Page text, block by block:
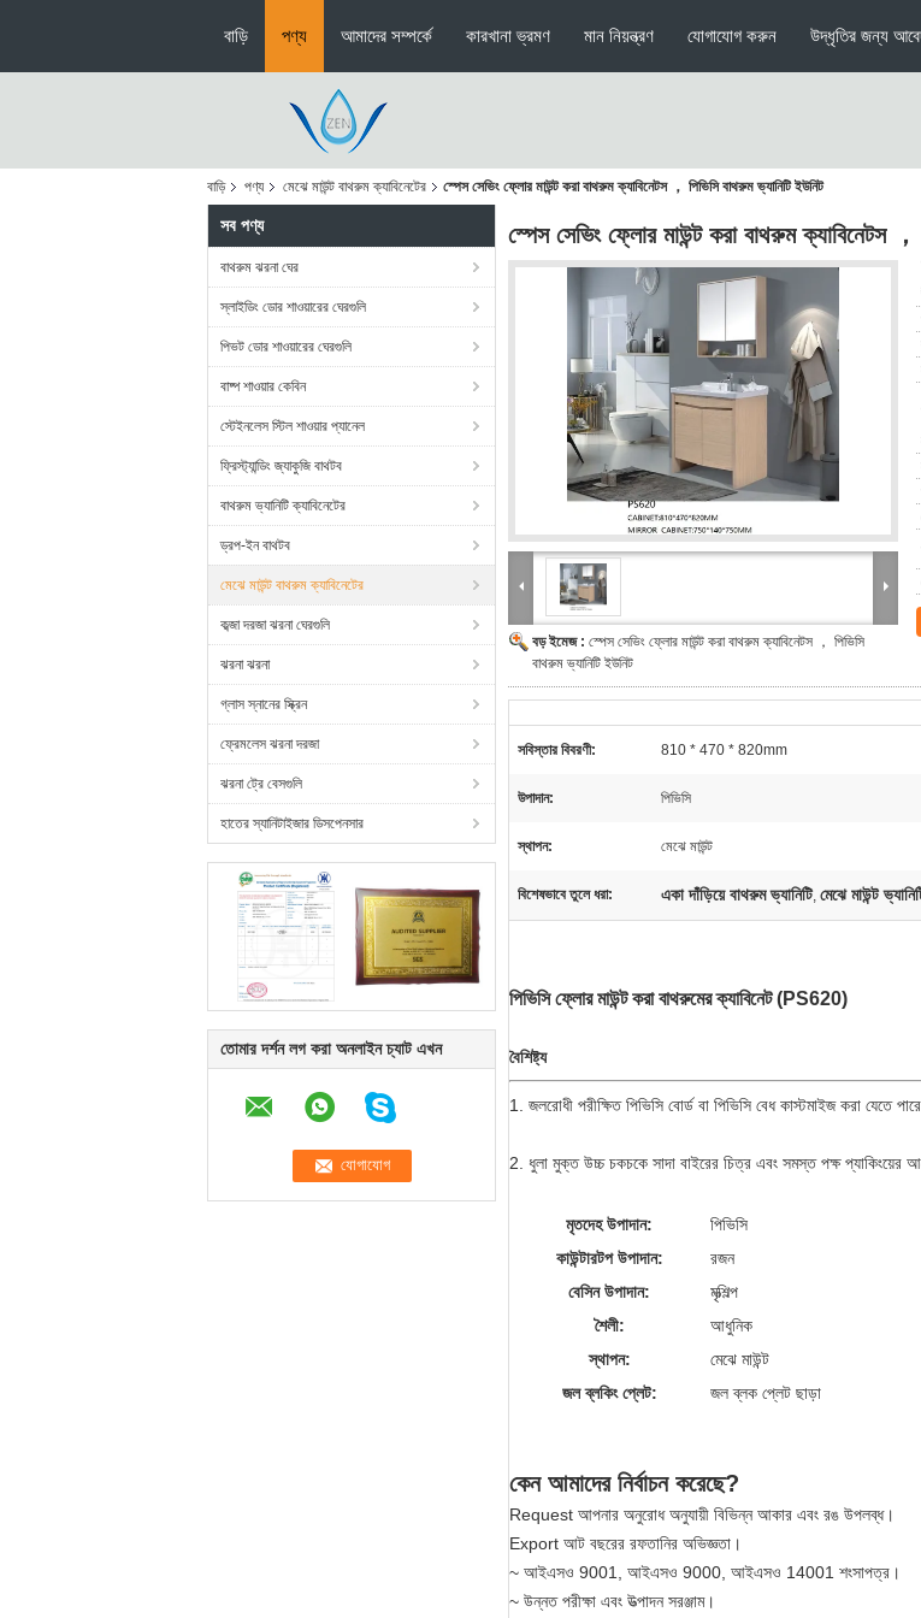
বাড়ি পণ্য আমাদের সম্পর্কে কারখানা ভ্রমণ মান নিয়ন্ত্রণ যোগাযোগ করুন উদ্ধৃতির জন্য
বাড়ি পণ্য মেঝে মাউন্ট বাথরুম ক্যাবিনেটের স্পেস সেভিং ফ্লোর মাউন্ট করা বাথরুম ক্যাবিনেটস ， পিভিসি বাথরুম ভ্যানিটি ইউনিট
সব পণ্য
বাথরুম ঝরনা ঘের
স্লাইডিং ডোর শাওয়ারের ঘেরগুলি
পিভট ডোর শাওয়ারের ঘেরগুলি
বাষ্প শাওয়ার কেবিন
স্টেইনলেস স্টিল শাওয়ার প্যানেল
ফ্রিস্ট্যান্ডিং জ্যাকুজি বাথটব
বাথরুম ভ্যানিটি ক্যাবিনেটের
ড্রপ-ইন বাথটব
মেঝে মাউন্ট বাথরুম ক্যাবিনেটের
কব্জা দরজা ঝরনা ঘেরগুলি
ঝরনা ঝরনা
গ্লাস স্নানের স্ক্রিন
ফ্রেমলেস ঝরনা দরজা
ঝরনা ট্রে বেসগুলি
হাতের স্যানিটাইজার ডিসপেনসার
তোমার দর্শন লগ করা অনলাইন চ্যাট এখন
স্পেস সেভিং ফ্লোর মাউন্ট করা বাথরুম ক্যাবিনেটস ，
বড় ইমেজ : স্পেস সেভিং ফ্লোর মাউন্ট করা বাথরুম ক্যাবিনেটস ， পিভিসি
বাথরুম ভ্যানিটি ইউনিট
সবিস্তার বিবরণী: 810 * 470 * 820mm
উপাদান: পিভিসি
স্থাপন: মেঝে মাউন্ট
বিশেষভাবে তুলে ধরা: একা দাঁড়িয়ে বাথরুম ভ্যানিটি, মেঝে মাউন্ট
পিভিসি ফ্লোর মাউন্ট করা বাথরুমের ক্যাবিনেট (PS620)
বৈশিষ্ট্য
1. জলরোধী পরীক্ষিত পিভিসি বোর্ড বা পিভিসি বেধ কাস্টমাইজ করা যেতে পারে
2. ধুলা মুক্ত উচ্চ চকচকে সাদা বাইরের চিত্র এবং সমস্ত পক্ষ প্যাকিংয়ের
মৃতদেহ উপাদান:
পিভিসি
কাউন্টারটপ উপাদান:
রজন
বেসিন উপাদান:
মৃত্শিল্প
শৈলী:
আধুনিক
স্থাপন:
মেঝে মাউন্ট
জল ব্লকিং প্লেট:
জল ব্লক প্লেট ছাড়া
কেন আমাদের নির্বাচন করেছে?
Request আপনার অনুরোধ অনুযায়ী বিভিন্ন আকার এবং রঙ উপলব্ধ।
Export আট বছরের রফতানির অভিজ্ঞতা।
~ আইএসও 9001, আইএসও 9000, আইএসও 14001 শংসাপত্র।
~ উন্নত পরীক্ষা এবং উত্পাদন সরঞ্জাম।